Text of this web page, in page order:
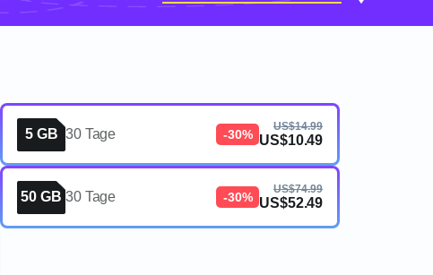
5 GB 30 Tage -30%
US$14.99
US$10.49
50 GB 30 Tage -30%
US$74.99
US$52.49